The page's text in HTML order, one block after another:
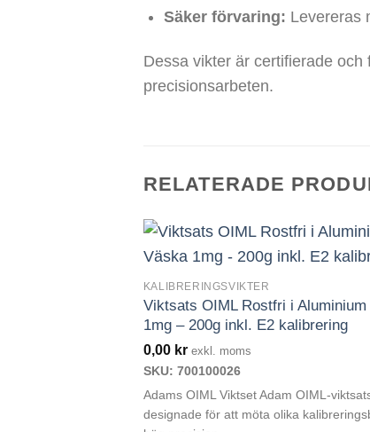
Säker förvaring: Levereras
Dessa vikter är certifierade
precisionsarbeten.
RELATERADE
KALIBRERINGSVIKTER
Viktsats OIML Rostfri i
1mg – 200g inkl. E2 kalibrering
0,00 kr exkl. moms
SKU: 700100026
Adams OIML Viktset Adam OIML-
designade för att möta olika